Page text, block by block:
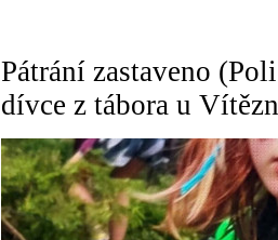
Pátrání zastaveno
dívce z tábora u